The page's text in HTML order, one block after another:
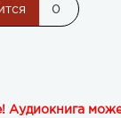
0
Аудиокнига